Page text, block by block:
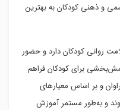
و ذهنی کودکان به بهترین
روانی کودکان دارد و حضور
برای کودکان فراهم
و بر اساس معیارهای
و به‌طور مستمر آموزش